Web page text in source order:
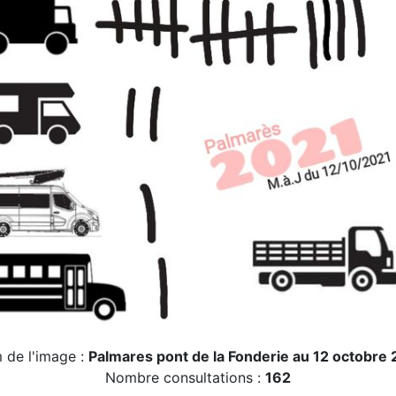
de l'image : Palmares pont de la Fonderie au 12 octobre
Nombre consultations : 162